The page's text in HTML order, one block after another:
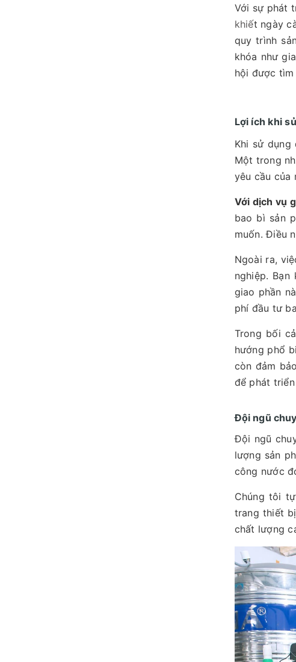
Với sự phát
khiết ngày
quy trình
khóa như
hội được
Lợi ích khi
Khi sử dụng
Một trong
yêu cầu của
Với dịch vụ
bao bì sản
muốn. Điều
Ngoài ra,
nghiệp.
giao phần
phí đầu tư
Trong bối
hướng phổ
còn đảm
để phát
Đội ngũ
Đội ngũ
lượng sản
công nước
Chúng tôi
trang thiết
chất lượng